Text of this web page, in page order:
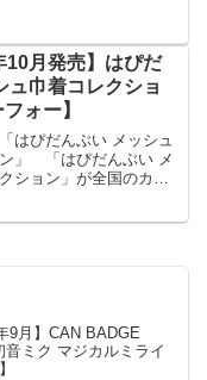
10月発売】はぴだ
ュ巾着コレクショ
ォー】
はぴだんぶい メッシュ
」 「はぴだんぶい メ
ション」が全国のカプ
9月】CAN BADGE
音ミク マジカルミライ